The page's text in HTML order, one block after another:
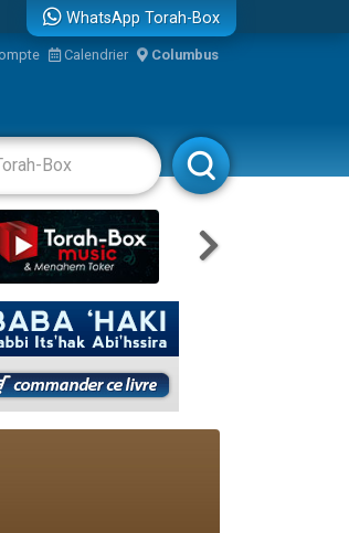
WhatsApp Torah-Box
Calendrier Columbus
Rabbanim